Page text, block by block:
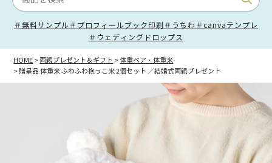
＃無料サンプル ＃プロフィールブック印刷 ＃うちわ ＃canvaテンプレ
＃ウェディングドロップス
HOME 両親プレゼント＆ギフト
体重ベア・体重米
贈呈品 体重米 ふわふわ抱っこ米 2個セット ／結婚式両親プレゼント